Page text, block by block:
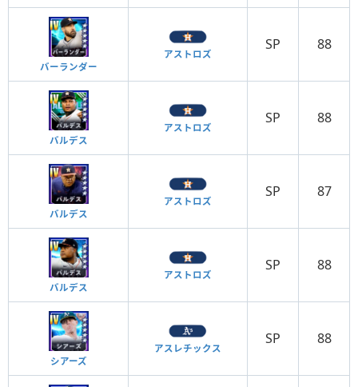
バーランダー
アストロズ
SP 88
バルデス
アストロズ
SP 88
バルデス
アストロズ
SP 87
バルデス
アストロズ
SP 88
シアーズ
アスレチックス
SP 88